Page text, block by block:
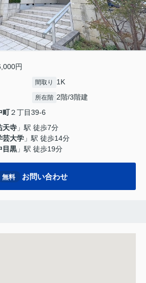
円
間取り 1K
所在階 2階/3階建
町２丁目39-6
天寺 」駅 徒歩7分
芸大学 」駅 徒歩14分
目黒 」駅 徒歩19分
無料 お問い合わせ